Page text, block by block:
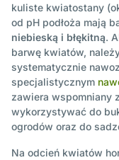
kuliste kwiatostany
od pH podłoża mają
niebieską i błękitną.
barwę kwiatów,
systematycznie
specjalistycznym
zawiera wspomniany
wykorzystywać do
ogrodów oraz do
Na odcień kwiatów